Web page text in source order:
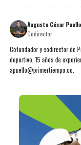
Augusto César
Codirector
Cofundador y codirector de
deportivo, 15 años de
apuello@primertiempo.co.